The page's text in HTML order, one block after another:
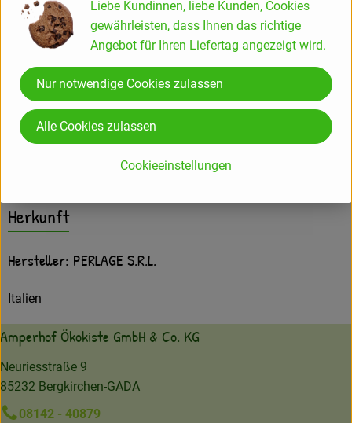
Perlage SRL
Via Cal del Muner, 16
31010 Soligo (TV) - Italy
IT-BIO-002
Produktinformationen
Herkunft
Hersteller: PERLAGE S.R.L.
Italien
Amperhof Ökokiste GmbH & Co. KG
Neuriesstraße 9
85232 Bergkirchen-GADA
08142 - 40879
Liebe Kundinnen, liebe Kunden, Cookies
gewährleisten, dass Ihnen das richtige
Angebot für Ihren Liefertag angezeigt wird.
Cookieeinstellungen
Nur notwendige Cookies zulassen
Alle Cookies zulassen